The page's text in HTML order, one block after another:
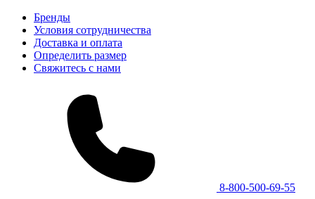
Бренды
Условия сотрудничества
Доставка и оплата
Определить размер
Свяжитесь с нами
8-800-500-69-55